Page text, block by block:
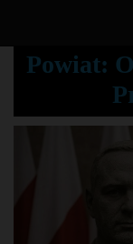
Powiat: